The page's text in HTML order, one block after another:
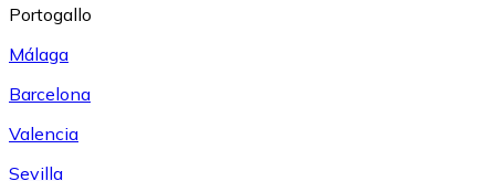
Portogallo
Málaga
Barcelona
Valencia
Sevilla